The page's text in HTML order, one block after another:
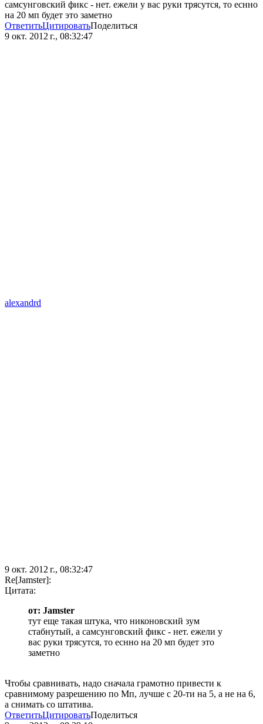
самсунговский фикс - нет. ежели у вас руки трясутся, то еснно
на 20 мп будет это заметно
ОтветитьЦитироватьПоделиться
9 окт. 2012 г., 08:32:47
alexandrd
9 окт. 2012 г., 08:32:47
Re[Jamster]:
Цитата:
от: Jamster
тут еще такая штука, что никоновский зум
стабнутый, а самсунговский фикс - нет. ежели у
вас руки трясутся, то еснно на 20 мп будет это
заметно
Чтобы сравнивать, надо сначала грамотно привести к
сравнимому разрешению по Мп, лучше с 20-ти на 5, а не на 6,
а снимать со штатива.
ОтветитьЦитироватьПоделиться